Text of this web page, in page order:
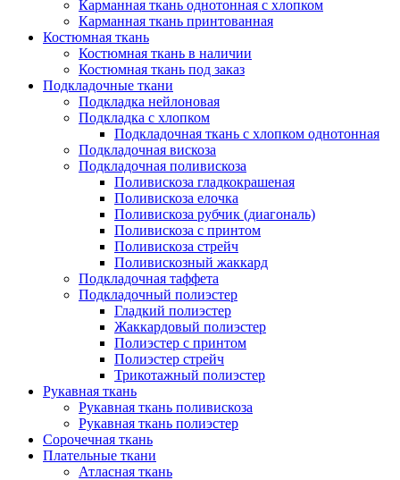
Карманная ткань однотонная с хлопком
Карманная ткань принтованная
Костюмная ткань
Костюмная ткань в наличии
Костюмная ткань под заказ
Подкладочные ткани
Подкладка нейлоновая
Подкладка с хлопком
Подкладочная ткань с хлопком однотонная
Подкладочная вискоза
Подкладочная поливискоза
Поливискоза гладкокрашеная
Поливискоза елочка
Поливискоза рубчик (диагональ)
Поливискоза с принтом
Поливискоза стрейч
Поливискозный жаккард
Подкладочная таффета
Подкладочный полиэстер
Гладкий полиэстер
Жаккардовый полиэстер
Полиэстер с принтом
Полиэстер стрейч
Трикотажный полиэстер
Рукавная ткань
Рукавная ткань поливискоза
Рукавная ткань полиэстер
Сорочечная ткань
Плательные ткани
Атласная ткань